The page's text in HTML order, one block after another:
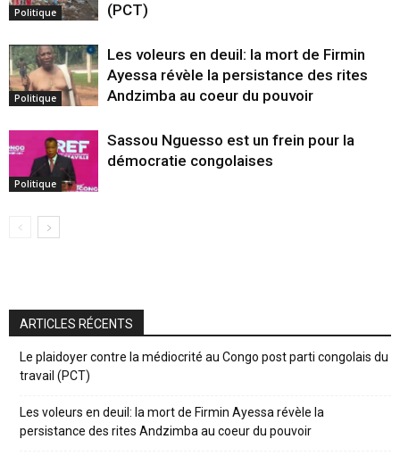
Politique
(PCT)
Politique
Les voleurs en deuil: la mort de Firmin
Ayessa révèle la persistance des rites
Andzimba au coeur du pouvoir
Politique
Sassou Nguesso est un frein pour la
démocratie congolaises
ARTICLES RÉCENTS
Le plaidoyer contre la médiocrité au Congo post parti congolais du
travail (PCT)
Les voleurs en deuil: la mort de Firmin Ayessa révèle la
persistance des rites Andzimba au coeur du pouvoir